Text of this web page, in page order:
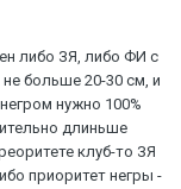
либо ЗЯ, либо ФИ с
больше 20-30 см, и
нужно 100%
длиньше
клуб-то ЗЯ
приоритет негры -